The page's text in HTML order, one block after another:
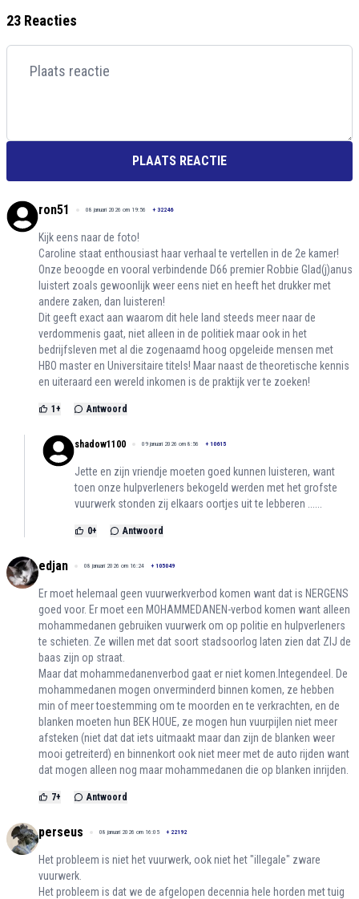
23 Reacties
PLAATS REACTIE
ron51 08 januari 2026 om 19:56 + 32246
Kijk eens naar de foto!
Caroline staat enthousiast haar verhaal te vertellen in de 2e kamer!
Onze beoogde en vooral verbindende D66 premier Robbie Glad(j)anus
luistert zoals gewoonlijk weer eens niet en heeft het drukker met
andere zaken, dan luisteren!
Dit geeft exact aan waarom dit hele land steeds meer naar de
verdommenis gaat, niet alleen in de politiek maar ook in het
bedrijfsleven met al die zogenaamd hoog opgeleide mensen met
HBO master en Universitaire titels! Maar naast de theoretische kennis
en uiteraard een wereld inkomen is de praktijk ver te zoeken!
1+ Antwoord
shadow1100 09 januari 2026 om 8:56 + 10615
Jette en zijn vriendje moeten goed kunnen luisteren, want
toen onze hulpverleners bekogeld werden met het grofste
vuurwerk stonden zij elkaars oortjes uit te lebberen ......
0+ Antwoord
edjan 08 januari 2026 om 16:24 + 105049
Er moet helemaal geen vuurwerkverbod komen want dat is NERGENS
goed voor. Er moet een MOHAMMEDANEN-verbod komen want alleen
mohammedanen gebruiken vuurwerk om op politie en hulpverleners
te schieten. Ze willen met dat soort stadsoorlog laten zien dat ZIJ de
baas zijn op straat.
Maar dat mohammedanenverbod gaat er niet komen.Integendeel. De
mohammedanen mogen onverminderd binnen komen, ze hebben
min of meer toestemming om te moorden en te verkrachten, en de
blanken moeten hun BEK HOUE, ze mogen hun vuurpijlen niet meer
afsteken (niet dat dat iets uitmaakt maar dan zijn de blanken weer
mooi getreiterd) en binnenkort ook niet meer met de auto rijden want
dat mogen alleen nog maar mohammedanen die op blanken inrijden.
7+ Antwoord
perseus 08 januari 2026 om 16:05 + 22192
Het probleem is niet het vuurwerk, ook niet het "illegale" zware
vuurwerk.
Het probleem is dat we de afgelopen decennia hele horden met tuig